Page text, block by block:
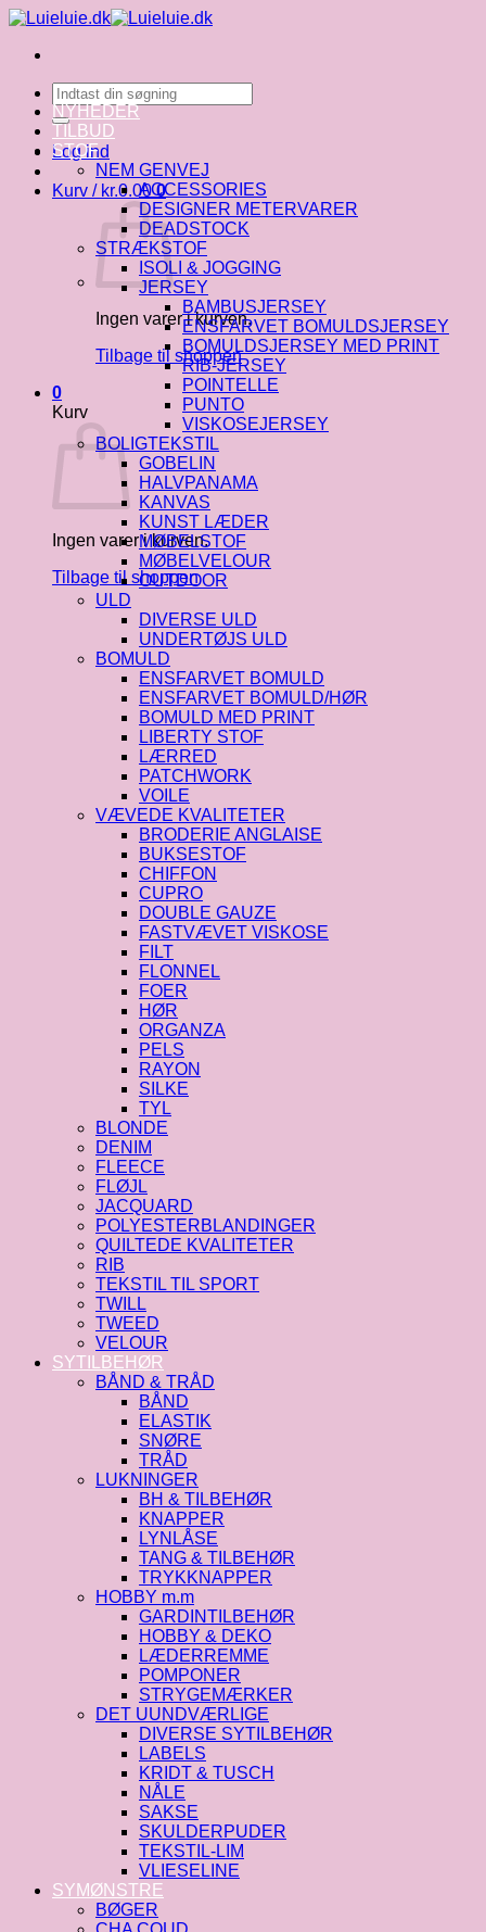
Fortsæt
indhold
Søg
efter:
Log ind
Kurv / kr.0.00 0
Ingen varer i kurven.
Tilbage til shoppen
0
Kurv
Ingen varer i kurven.
Tilbage til shoppen
NYHEDER
TILBUD
STOF
NEM GENVEJ
ACCESSORIES
DESIGNER METERVARER
DEADSTOCK
STRÆKSTOF
ISOLI & JOGGING
JERSEY
BAMBUSJERSEY
ENSFARVET BOMULDSJERSEY
BOMULDSJERSEY MED PRINT
RIB-JERSEY
POINTELLE
PUNTO
VISKOSEJERSEY
BOLIGTEKSTIL
GOBELIN
HALVPANAMA
KANVAS
KUNST LÆDER
MØBELSTOF
MØBELVELOUR
OUTDOOR
ULD
DIVERSE ULD
UNDERTØJS ULD
BOMULD
ENSFARVET BOMULD
ENSFARVET BOMULD/HØR
BOMULD MED PRINT
LIBERTY STOF
LÆRRED
PATCHWORK
VOILE
VÆVEDE KVALITETER
BRODERIE ANGLAISE
BUKSESTOF
CHIFFON
CUPRO
DOUBLE GAUZE
FASTVÆVET VISKOSE
FILT
FLONNEL
FOER
HØR
ORGANZA
PELS
RAYON
SILKE
TYL
BLONDE
DENIM
FLEECE
FLØJL
JACQUARD
POLYESTERBLANDINGER
QUILTEDE KVALITETER
RIB
TEKSTIL TIL SPORT
TWILL
TWEED
VELOUR
SYTILBEHØR
BÅND & TRÅD
BÅND
ELASTIK
SNØRE
TRÅD
LUKNINGER
BH & TILBEHØR
KNAPPER
LYNLÅSE
TANG & TILBEHØR
TRYKKNAPPER
HOBBY m.m
GARDINTILBEHØR
HOBBY & DEKO
LÆDERREMME
POMPONER
STRYGEMÆRKER
DET UUNDVÆRLIGE
DIVERSE SYTILBEHØR
LABELS
KRIDT & TUSCH
NÅLE
SAKSE
SKULDERPUDER
TEKSTIL-LIM
VLIESELINE
SYMØNSTRE
BØGER